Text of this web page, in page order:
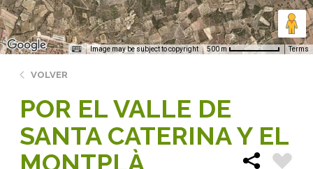
Image may be subject to copyright 500 m Terms
VOLVER
POR EL VALLE DE
SANTA CATERINA Y EL
MONTPLÀ